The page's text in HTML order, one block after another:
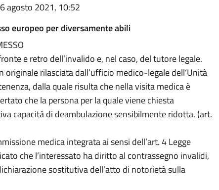
agosto 2021, 10:52
europeo per diversamente abili
e retro dell’invalido e, nel caso, del tutore legale.
originale rilasciata dall’ufficio medico-legale dell’Unità
dalla quale risulta che nella visita medica è
chelapersonaperlaqualevienechiesta
capacità di deambulazione sensibilmente ridotta. (art.
medica integrata ai sensi dell’art. 4 Legge
che l’interessato ha diritto al contrassegno invalidi,
sostitutiva dell’atto di notorietà sulla